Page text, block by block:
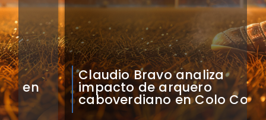
Claudio Bravo analiza
impacto de arquero
caboverdiano en Colo Colo